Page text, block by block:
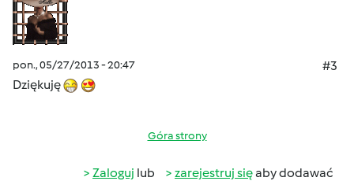
pon., 05/27/2013 - 20:47
#3
Dziękuję
Góra strony
Zaloguj lub zarejestruj sięaby dodawać